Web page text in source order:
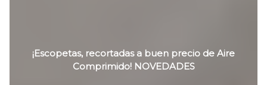
¡Escopetas, recortadas a buen precio de Aire
Comprimido! NOVEDADES